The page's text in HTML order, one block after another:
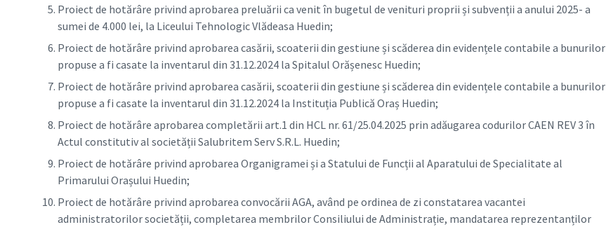
Proiect de hotărâre privind aprobarea preluării ca venit în bugetul de venituri proprii și subvenții a anului 2025- a
sumei de 4.000 lei, la Liceului Tehnologic Vlădeasa Huedin;
Proiect de hotărâre privind aprobarea casării, scoaterii din gestiune și scăderea din evidențele contabile a bunurilor
propuse a fi casate la inventarul din 31.12.2024 la Spitalul Orășenesc Huedin;
Proiect de hotărâre privind aprobarea casării, scoaterii din gestiune și scăderea din evidențele contabile a bunurilor
propuse a fi casate la inventarul din 31.12.2024 la Instituția Publică Oraș Huedin;
Proiect de hotărâre aprobarea completării art.1 din HCL nr. 61/25.04.2025 prin adăugarea codurilor CAEN REV 3 în
Actul constitutiv al societății Salubritem Serv S.R.L. Huedin;
Proiect de hotărâre privind aprobarea Organigramei și a Statului de Funcții al Aparatului de Specialitate al
Primarului Orașului Huedin;
Proiect de hotărâre privind aprobarea convocării AGA, având pe ordinea de zi constatarea vacantei
administratorilor societății, completarea membrilor Consiliului de Administrație, mandatarea reprezentanților